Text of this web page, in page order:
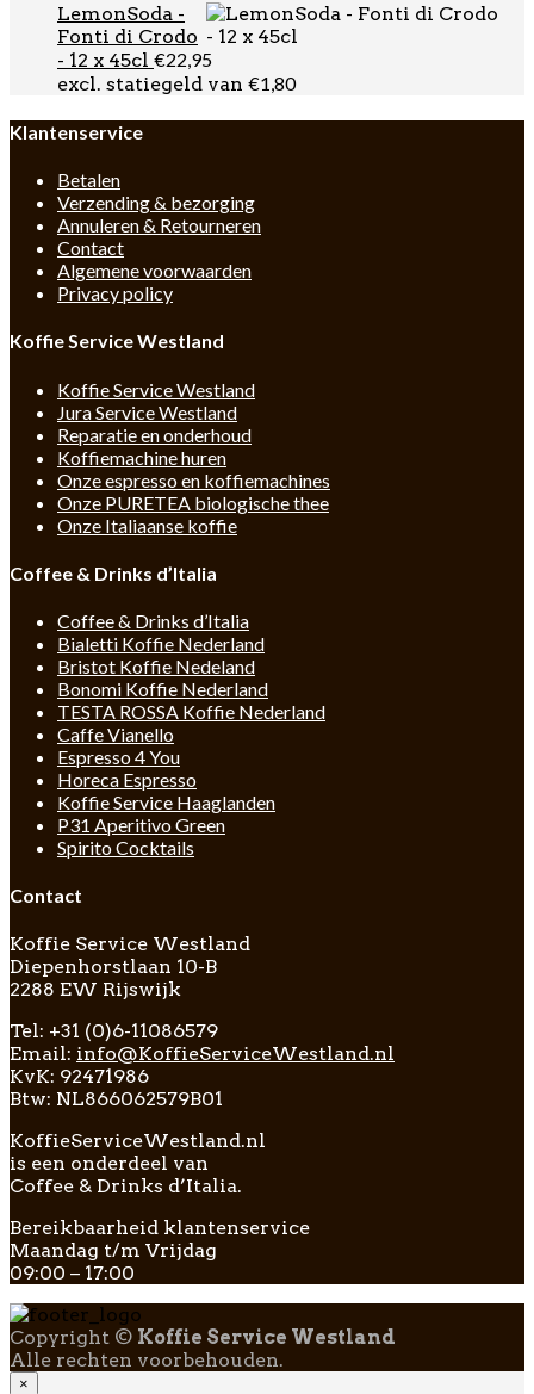
LemonSoda -
Fonti di Crodo
- 12 x 45cl €22,95
excl. statiegeld van €1,80
Klantenservice
Betalen
Verzending & bezorging
Annuleren & Retourneren
Contact
Algemene voorwaarden
Privacy policy
Koffie Service Westland
Koffie Service Westland
Jura Service Westland
Reparatie en onderhoud
Koffiemachine huren
Onze espresso en koffiemachines
Onze PURETEA biologische thee
Onze Italiaanse koffie
Coffee & Drinks d’Italia
Coffee & Drinks d’Italia
Bialetti Koffie Nederland
Bristot Koffie Nedeland
Bonomi Koffie Nederland
TESTA ROSSA Koffie Nederland
Caffe Vianello
Espresso 4 You
Horeca Espresso
Koffie Service Haaglanden
P31 Aperitivo Green
Spirito Cocktails
Contact
Koffie Service Westland
Diepenhorstlaan 10-B
2288 EW Rijswijk
Tel: +31 (0)6-11086579
Email: info@KoffieServiceWestland.nl
KvK: 92471986
Btw: NL866062579B01
KoffieServiceWestland.nl
is een onderdeel van
Coffee & Drinks d’Italia.
Bereikbaarheid klantenservice
Maandag t/m Vrijdag
09:00 – 17:00
Copyright © Koffie Service Westland
Alle rechten voorbehouden.
×